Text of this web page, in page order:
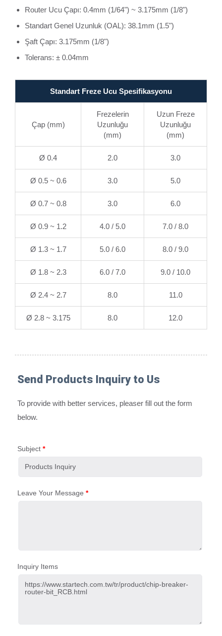
Router Ucu Çapı: 0.4mm (1/64") ~ 3.175mm (1/8")
Standart Genel Uzunluk (OAL): 38.1mm (1.5")
Şaft Çapı: 3.175mm (1/8")
Tolerans: ± 0.04mm
Standart Freze Ucu Spesifikasyonu
Çap (mm)
Frezelerin
Uzunluğu
(mm)
Uzun Freze
Uzunluğu
(mm)
Ø 0.4 2.0 3.0
Ø 0.5 ~ 0.6 3.0 5.0
Ø 0.7 ~ 0.8 3.0 6.0
Ø 0.9 ~ 1.2 4.0 / 5.0 7.0 / 8.0
Ø 1.3 ~ 1.7 5.0 / 6.0 8.0 / 9.0
Ø 1.8 ~ 2.3 6.0 / 7.0 9.0 / 10.0
Ø 2.4 ~ 2.7 8.0 11.0
Ø 2.8 ~ 3.175 8.0 12.0